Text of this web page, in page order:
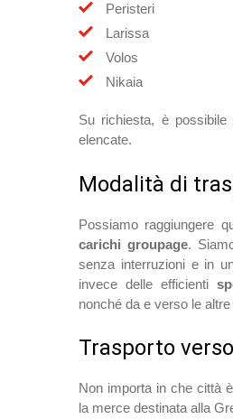
Peristeri
Larissa
Volos
Nikaia
Su richiesta, è
elencate.
Modalità di
Possiamo raggiungere
carichi groupage.
senza interruzioni e in
invece delle efficienti
nonché da e verso le
Trasporto
Non importa in che città
la merce destinata alla